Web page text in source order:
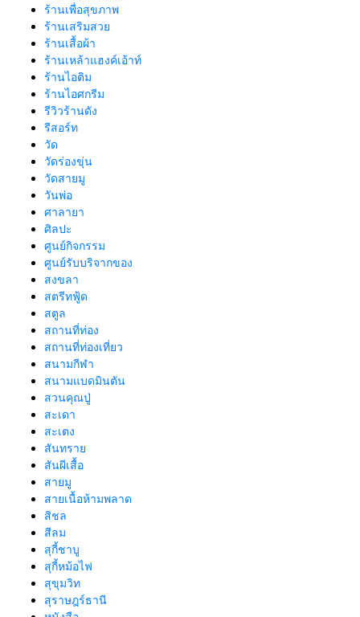
ร้านเพื่อสุขภาพ
ร้านเสริมสวย
ร้านเสื้อผ้า
ร้านเหล้าแฮงค์เอ้าท์
ร้านไอติม
ร้านไอศกรีม
รีวิวร้านดัง
รีสอร์ท
วัด
วัดร่องขุ่น
วัดสายมู
วันพ่อ
ศาลายา
ศิลปะ
ศูนย์กิจกรรม
ศูนย์รับบริจากของ
สงขลา
สตรีทฟู้ด
สตูล
สถานที่ท่อง
สถานที่ท่องเที่ยว
สนามกีฬา
สนามแบดมินตัน
สวนคุณปู่
สะเดา
สะเตง
สันทราย
สันผีเสื้อ
สายมู
สายเนื้อห้ามพลาด
สิชล
สีลม
สุกี้ชาบู
สุกี้หม้อไฟ
สุขุมวิท
สุราษฎร์ธานี